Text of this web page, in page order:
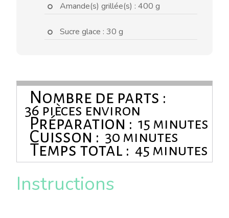
Amande(s) grillée(s) : 400 g
Sucre glace : 30 g
Nombre de parts :
36 pièces environ
Préparation : 15 minutes
Cuisson : 30 minutes
Temps total : 45 minutes
Instructions